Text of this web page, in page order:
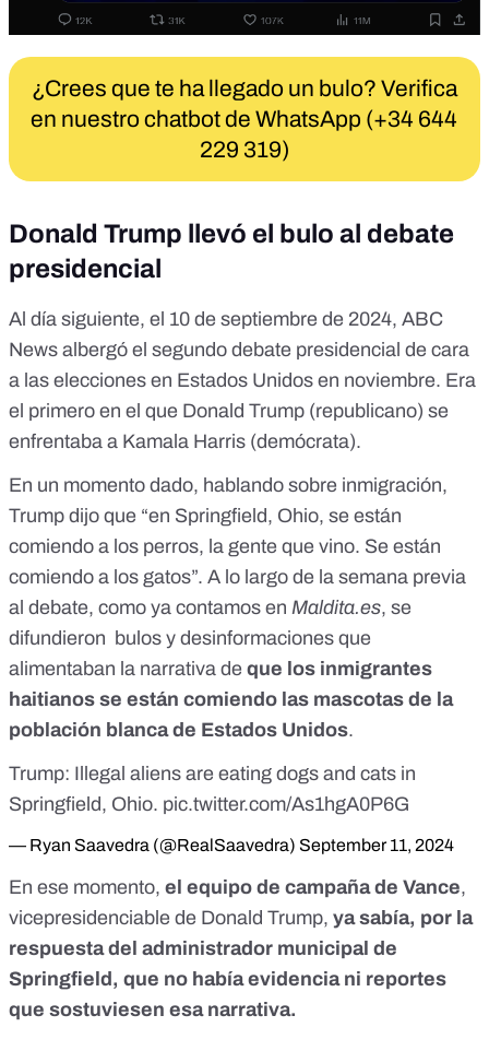
¿Crees que te ha llegado un bulo? Verifica
en nuestro chatbot de WhatsApp (+34 644
229 319)
Donald Trump llevó el bulo al debate
presidencial
Al día siguiente, el 10 de septiembre de 2024, ABC
News albergó el segundo debate presidencial de cara
a las elecciones en Estados Unidos en noviembre. Era
el primero en el que Donald Trump (republicano) se
enfrentaba a Kamala Harris (demócrata).
En un momento dado, hablando sobre inmigración,
Trump dijo que “en Springfield, Ohio, se están
comiendo a los perros, la gente que vino. Se están
comiendo a los gatos”. A lo largo de la semana previa
al debate, como ya contamos en Maldita.es, se
difundieron bulos y desinformaciones que
alimentaban la narrativa de que los inmigrantes
haitianos se están comiendo las mascotas de la
población blanca de Estados Unidos.
Trump: Illegal aliens are eating dogs and cats in
Springfield, Ohio. pic.twitter.com/As1hgA0P6G
— Ryan Saavedra (@RealSaavedra) September 11, 2024
En ese momento, el equipo de campaña de Vance,
vicepresidenciable de Donald Trump, ya sabía, por la
respuesta del administrador municipal de
Springfield, que no había evidencia ni reportes
que sostuviesen esa narrativa.